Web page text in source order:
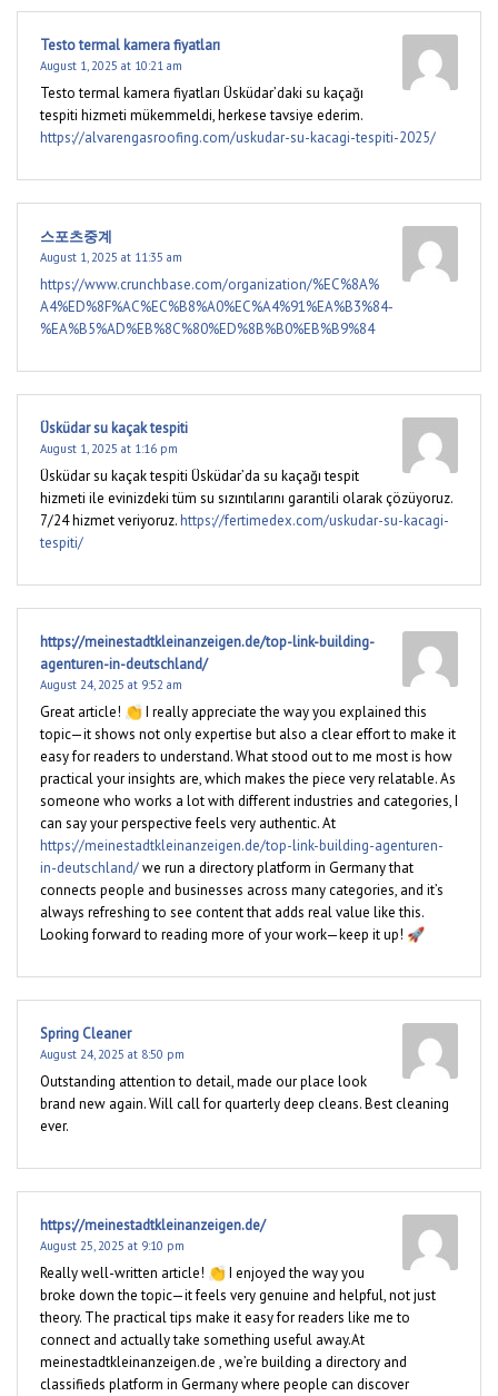
Testo termal kamera fiyatları
August 1, 2025 at 10:21 am
Testo termal kamera fiyatları Üsküdar’daki su kaçağı
tespiti hizmeti mükemmeldi, herkese tavsiye ederim.
https://alvarengasroofing.com/uskudar-su-kacagi-tespiti-2025/
스포츠중계
August 1, 2025 at 11:35 am
https://www.crunchbase.com/organization/%EC%8A%
A4%ED%8F%AC%EC%B8%A0%EC%A4%91%EA%B3%84-
%EA%B5%AD%EB%8C%80%ED%8B%B0%EB%B9%84
Üsküdar su kaçak tespiti
August 1, 2025 at 1:16 pm
Üsküdar su kaçak tespiti Üsküdar’da su kaçağı tespit
hizmeti ile evinizdeki tüm su sızıntılarını garantili olarak çözüyoruz.
7/24 hizmet veriyoruz.https://fertimedex.com/uskudar-su-kacagi-
tespiti/
https://meinestadtkleinanzeigen.de/top-link-building-
agenturen-in-deutschland/
August 24, 2025 at 9:52 am
Great article! 👏 I really appreciate the way you explained this
topic—it shows not only expertise but also a clear effort to make it
easy for readers to understand. What stood out to me most is how
practical your insights are, which makes the piece very relatable. As
someone who works a lot with different industries and categories, I
can say your perspective feels very authentic. At
https://meinestadtkleinanzeigen.de/top-link-building-agenturen-
in-deutschland/we run a directory platform in Germany that
connects people and businesses across many categories, and it’s
always refreshing to see content that adds real value like this.
Looking forward to reading more of your work—keep it up! 🚀
Spring Cleaner
August 24, 2025 at 8:50 pm
Outstanding attention to detail, made our place look
brand new again. Will call for quarterly deep cleans. Best cleaning
ever.
https://meinestadtkleinanzeigen.de/
August 25, 2025 at 9:10 pm
Really well-written article! 👏 I enjoyed the way you
broke down the topic—it feels very genuine and helpful, not just
theory. The practical tips make it easy for readers like me to
connect and actually take something useful away.At
meinestadtkleinanzeigen.de , we’re building a directory and
classifieds platform in Germany where people can discover